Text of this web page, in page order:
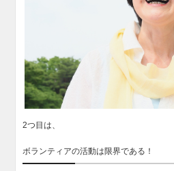
2つ目は、
ボランティアの活動は限界である！